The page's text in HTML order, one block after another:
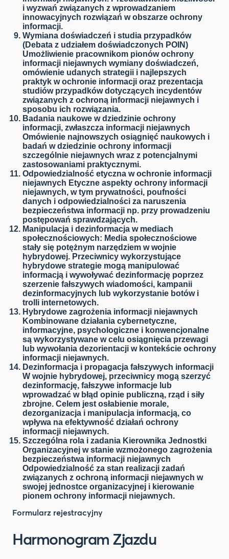
i wyzwań związanych z wprowadzaniem
innowacyjnych rozwiązań w obszarze ochrony
informacji.
Wymiana doświadczeń i studia przypadków
(Debata z udziałem doświadczonych POIN)
Umożliwienie pracownikom pionów ochrony
informacji niejawnych wymiany doświadczeń,
omówienie udanych strategii i najlepszych
praktyk w ochronie informacji oraz prezentacja
studiów przypadków dotyczących incydentów
związanych z ochroną informacji niejawnych i
sposobu ich rozwiązania.
Badania naukowe w dziedzinie ochrony
informacji, zwłaszcza informacji niejawnych
Omówienie najnowszych osiągnięć naukowych i
badań w dziedzinie ochrony informacji
szczególnie niejawnych wraz z potencjalnymi
zastosowaniami praktycznymi.
Odpowiedzialność etyczna w ochronie informacji
niejawnych Etyczne aspekty ochrony informacji
niejawnych, w tym prywatności, poufności
danych i odpowiedzialności za naruszenia
bezpieczeństwa informacji np. przy prowadzeniu
postępowań sprawdzających.
Manipulacja i dezinformacja w mediach
społecznościowych: Media społecznościowe
stały się potężnym narzędziem w wojnie
hybrydowej. Przeciwnicy wykorzystujące
hybrydowe strategie mogą manipulować
informacją i wywoływać dezinformację poprzez
szerzenie fałszywych wiadomości, kampanii
dezinformacyjnych lub wykorzystanie botów i
trolli internetowych.
Hybrydowe zagrożenia informacji niejawnych
Kombinowane działania cybernetyczne,
informacyjne, psychologiczne i konwencjonalne
są wykorzystywane w celu osiągnięcia przewagi
lub wywołania dezorientacji w kontekście ochrony
informacji niejawnych.
Dezinformacja i propagacja fałszywych informacji
W wojnie hybrydowej, przeciwnicy mogą szerzyć
dezinformację, fałszywe informacje lub
wprowadzać w błąd opinie publiczną, rząd i siły
zbrojne. Celem jest osłabienie morale,
dezorganizacja i manipulacja informacją, co
wpływa na efektywność działań ochrony
informacji niejawnych.
Szczególna rola i zadania Kierownika Jednostki
Organizacyjnej w stanie wzmożonego zagrożenia
bezpieczeństwa informacji niejawnych
Odpowiedzialność za stan realizacji zadań
związanych z ochroną informacji niejawnych w
swojej jednostce organizacyjnej i kierowanie
pionem ochrony informacji niejawnych.
Formularz rejestracyjny
Harmonogram Zjazdu